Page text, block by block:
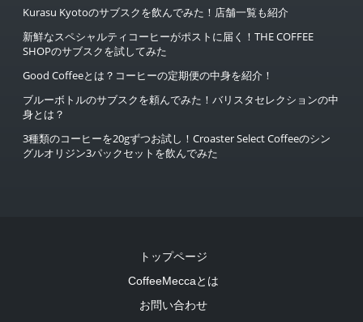
Kurasu Kyotoのサブスクを飲んでみた！店舗一覧も紹介
新鮮なスペシャルティコーヒーがポストに届く！THE COFFEE
SHOPのサブスクを試してみた
Good Coffeeとは？コーヒーの定期便の中身を紹介！
ブルーボトルのサブスクを頼んでみた！バリスタセレクションの中
身とは？
3種類のコーヒーを20gずつお試し！Croaster Select Coffeeのシン
グルオリジン3パックセットを飲んでみた
トップページ
CoffeeMeccaとは
お問い合わせ